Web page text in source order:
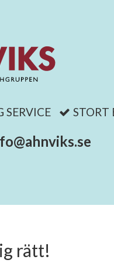
SERVICE STORT
rätt!